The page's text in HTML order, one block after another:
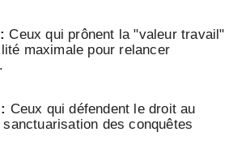
Ceux qui prônent la "valeur travail"
maximale pour relancer
Ceux qui défendent le droit au
des conquêtes